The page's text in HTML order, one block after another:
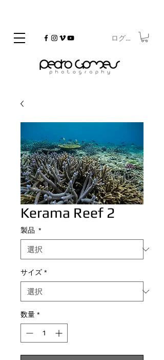
Copyrighted
ログイン
Kerama Reef 2
製品 *
サイズ *
数量 *